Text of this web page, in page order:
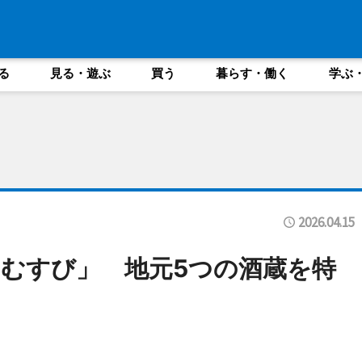
見る・遊ぶ 買う 暮らす・働く 学ぶ
2026.04.15
すび」 地元5つの酒蔵を特